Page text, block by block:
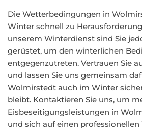
Die Wetterbedingungen in
Winter schnell zu
unserem Winterdienst sind Sie
gerüstet, um den winterlichen
entgegenzutreten. Vertrauen Sie
und lassen Sie uns gemeinsam
Wolmirstedt auch im Winter
bleibt. Kontaktieren Sie uns, um
Eisbeseitigungsleistungen in
und sich auf einen